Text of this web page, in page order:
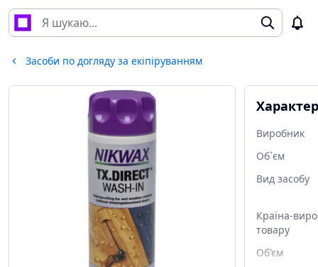
Засоби по догляду за екіпіруванням
Виробник
Об`єм
Вид засобу
Країна-
товару
Об'єм